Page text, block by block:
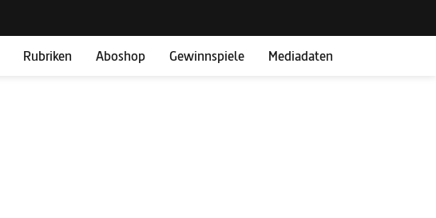
Rubriken Aboshop Gewinnspiele Mediadaten